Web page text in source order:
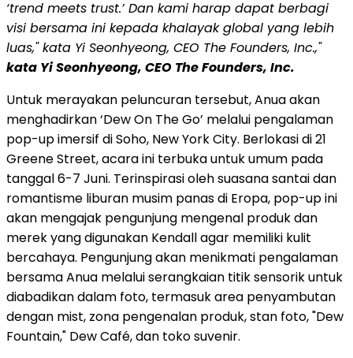
‘trend meets trust.’ Dan kami harap dapat berbagi
visi bersama ini kepada khalayak global yang lebih
luas," kata Yi Seonhyeong, CEO The Founders, Inc.,"
kata Yi Seonhyeong, CEO The Founders, Inc.
Untuk merayakan peluncuran tersebut, Anua akan
menghadirkan ‘Dew On The Go’ melalui pengalaman
pop-up imersif di Soho, New York City. Berlokasi di 21
Greene Street, acara ini terbuka untuk umum pada
tanggal 6-7 Juni. Terinspirasi oleh suasana santai dan
romantisme liburan musim panas di Eropa, pop-up ini
akan mengajak pengunjung mengenal produk dan
merek yang digunakan Kendall agar memiliki kulit
bercahaya. Pengunjung akan menikmati pengalaman
bersama Anua melalui serangkaian titik sensorik untuk
diabadikan dalam foto, termasuk area penyambutan
dengan mist, zona pengenalan produk, stan foto, "Dew
Fountain," Dew Café, dan toko suvenir.